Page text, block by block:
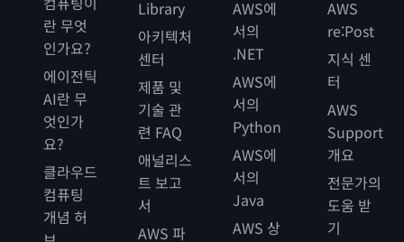
란 무엇
인가요?
에이전틱
AI란 무
엇인가
요?
클라우드
컴퓨팅
개념 허
Library
아키텍처
센터
제품 및
기술 관
련 FAQ
애널리스
트 보고
서
AWS 파
AWS에
서의
.NET
AWS에
서의
Python
AWS에
서의
Java
AWS 상
AWS
re:Post
지식 센
터
AWS
Support
개요
전문가의
도움 받
기